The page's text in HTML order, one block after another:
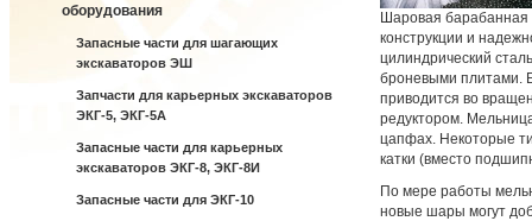
оборудования
Запасные части для шагающих
экскаваторов ЭШ
Запчасти для карьерных экскаваторов
ЭКГ-5, ЭКГ-5А
Запасные части для карьерных
экскаваторов ЭКГ-8, ЭКГ-8И
Запасные части для ЭКГ-10
Шаровая
конструкции и
цилиндрический
броневыми плитами.
приводится во
редуктором.
цапфах. Некоторые
катки (вместо
По мере работы
новые шары могут